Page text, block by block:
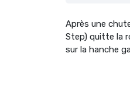
Après une
Step) quitte la
sur la hanche